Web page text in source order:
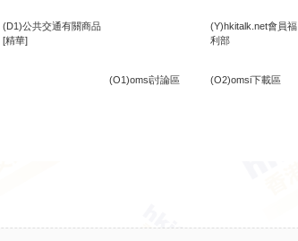
(D1)公共交通有關商品
[精華]
(Y)hkitalk.net會員福
利部
(O1)omsi討論區 (O2)omsi下載區